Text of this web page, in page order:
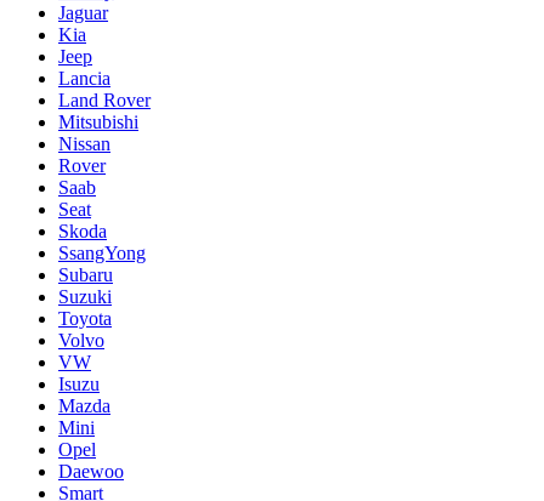
Jaguar
Kia
Jeep
Lancia
Land Rover
Mitsubishi
Nissan
Rover
Saab
Seat
Skoda
SsangYong
Subaru
Suzuki
Toyota
Volvo
VW
Isuzu
Mazda
Mini
Opel
Daewoo
Smart